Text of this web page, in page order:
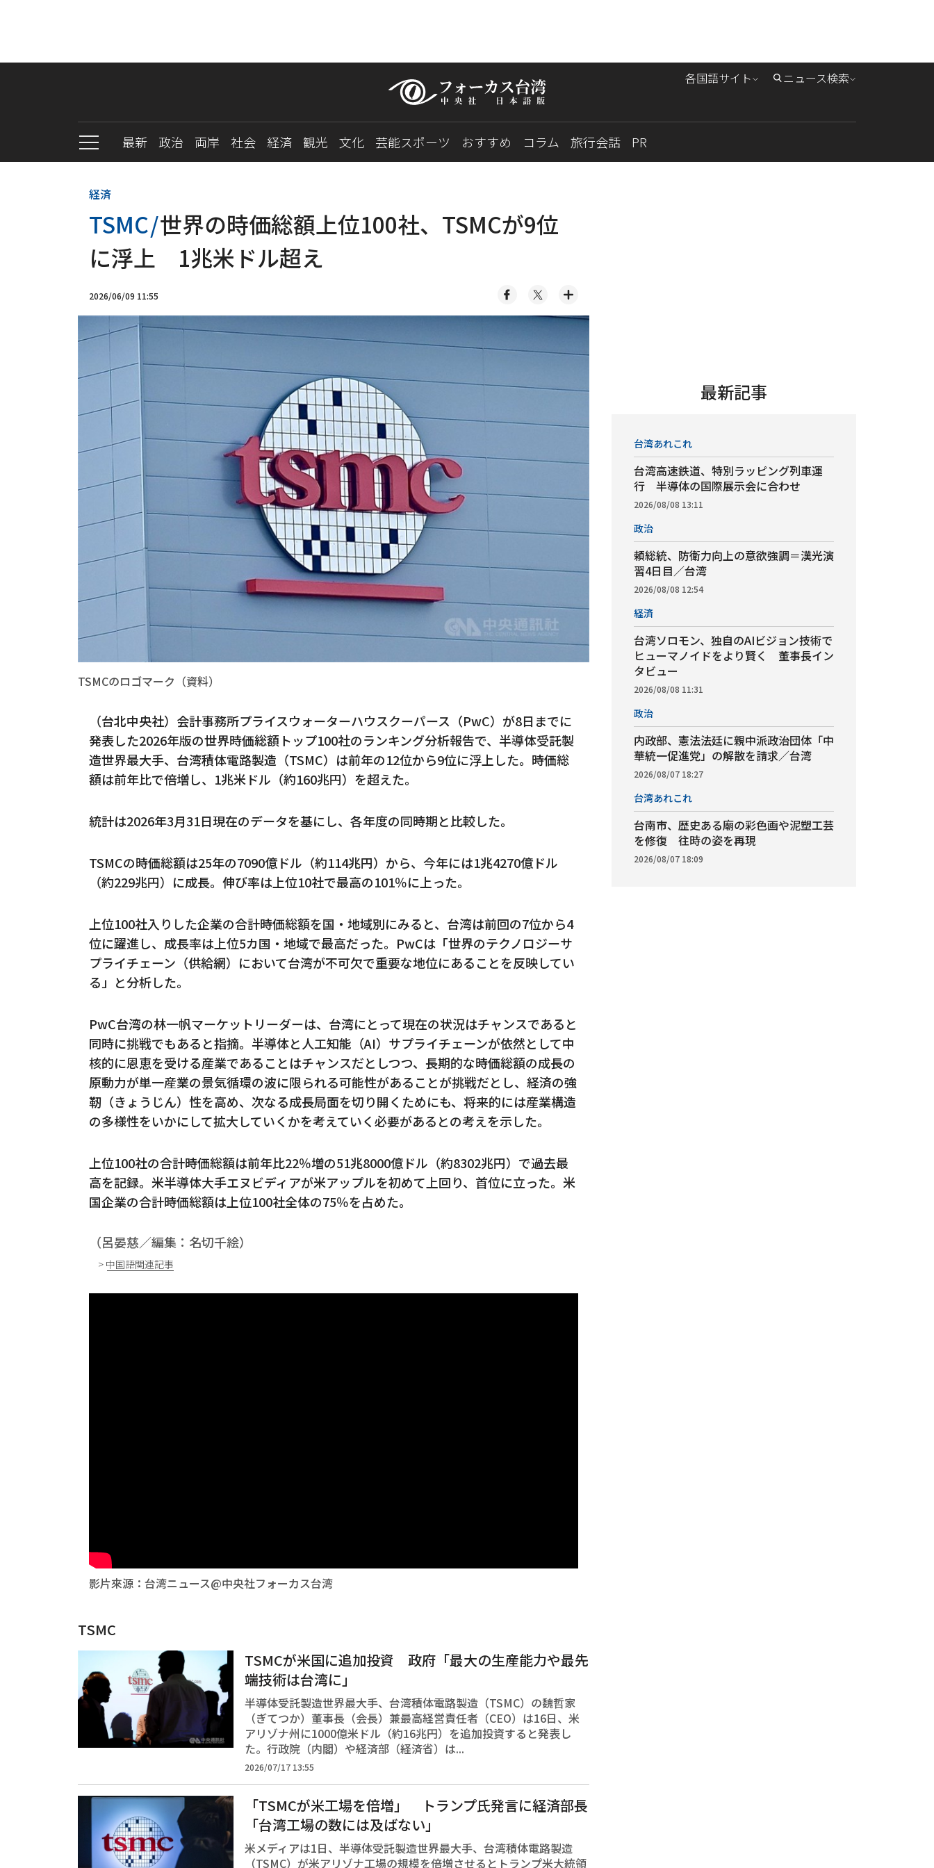
各国語サイト ニュース検索
最新 政治 両岸 社会 経済 観光 文化 芸能スポーツ おすすめ コラム 旅行会話 PR
経済
TSMC/世界の時価総額上位100社、TSMCが9位
に浮上 1兆米ドル超え
2026/06/09 11:55
TSMCのロゴマーク（資料）
（台北中央社）会計事務所プライスウォーターハウスクーパース（PwC）が8日までに
発表した2026年版の世界時価総額トップ100社のランキング分析報告で、半導体受託製
造世界最大手、台湾積体電路製造（TSMC）は前年の12位から9位に浮上した。時価総
額は前年比で倍増し、1兆米ドル（約160兆円）を超えた。
統計は2026年3月31日現在のデータを基にし、各年度の同時期と比較した。
TSMCの時価総額は25年の7090億ドル（約114兆円）から、今年には1兆4270億ドル
（約229兆円）に成長。伸び率は上位10社で最高の101％に上った。
上位100社入りした企業の合計時価総額を国・地域別にみると、台湾は前回の7位から4
位に躍進し、成長率は上位5カ国・地域で最高だった。PwCは「世界のテクノロジーサ
プライチェーン（供給網）において台湾が不可欠で重要な地位にあることを反映してい
る」と分析した。
PwC台湾の林一帆マーケットリーダーは、台湾にとって現在の状況はチャンスであると
同時に挑戦でもあると指摘。半導体と人工知能（AI）サプライチェーンが依然として中
核的に恩恵を受ける産業であることはチャンスだとしつつ、長期的な時価総額の成長の
原動力が単一産業の景気循環の波に限られる可能性があることが挑戦だとし、経済の強
靭（きょうじん）性を高め、次なる成長局面を切り開くためにも、将来的には産業構造
の多様性をいかにして拡大していくかを考えていく必要があるとの考えを示した。
上位100社の合計時価総額は前年比22％増の51兆8000億ドル（約8302兆円）で過去最
高を記録。米半導体大手エヌビディアが米アップルを初めて上回り、首位に立った。米
国企業の合計時価総額は上位100社全体の75％を占めた。
（呂晏慈／編集：名切千絵）
> 中国語関連記事
影片來源：台湾ニュース@中央社フォーカス台湾
TSMC
TSMCが米国に追加投資 政府「最大の生産能力や最先
端技術は台湾に」
半導体受託製造世界最大手、台湾積体電路製造（TSMC）の魏哲家
（ぎてつか）董事長（会長）兼最高経営責任者（CEO）は16日、米
アリゾナ州に1000億米ドル（約16兆円）を追加投資すると発表し
た。行政院（内閣）や経済部（経済省）は...
2026/07/17 13:55
「TSMCが米工場を倍増」 トランプ氏発言に経済部長
「台湾工場の数には及ばない」
米メディアは1日、半導体受託製造世界最大手、台湾積体電路製造
（TSMC）が米アリゾナ工場の規模を倍増させるとトランプ米大統領
最新記事
台湾あれこれ
台湾高速鉄道、特別ラッピング列車運
行 半導体の国際展示会に合わせ
2026/08/08 13:11
政治
頼総統、防衛力向上の意欲強調＝漢光演
習4日目／台湾
2026/08/08 12:54
経済
台湾ソロモン、独自のAIビジョン技術で
ヒューマノイドをより賢く 董事長イン
タビュー
2026/08/08 11:31
政治
内政部、憲法法廷に親中派政治団体「中
華統一促進党」の解散を請求／台湾
2026/08/07 18:27
台湾あれこれ
台南市、歴史ある廟の彩色画や泥塑工芸
を修復 往時の姿を再現
2026/08/07 18:09